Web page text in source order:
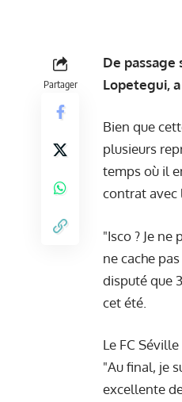
Partager
De passage
Lopetegui,
Bien que
plusieurs
temps où il
contrat avec
"Isco ? Je
ne cache
disputé que
cet été.
Le FC
"Au final, je
excellente